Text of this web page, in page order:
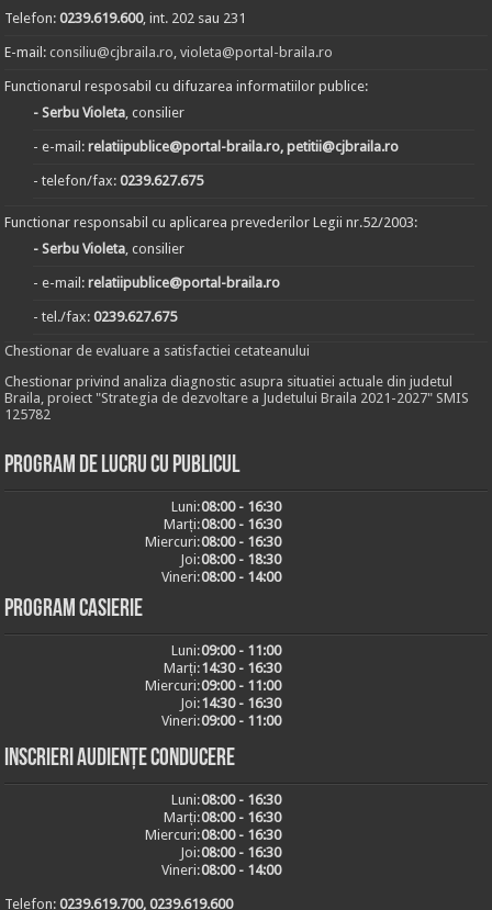
Telefon:0239.619.600, int. 202 sau 231
E-mail:consiliu@cjbraila.ro,violeta@portal-braila.ro
Functionarul resposabil cu difuzarea informatiilor publice:
- Serbu Violeta, consilier
- e-mail:relatiipublice@portal-braila.ro, petitii@cjbraila.ro
- telefon/fax:0239.627.675
Functionar responsabil cu aplicarea prevederilor Legii nr.52/2003:
- Serbu Violeta, consilier
- e-mail:relatiipublice@portal-braila.ro
- tel./fax:0239.627.675
Chestionar de evaluare a satisfactiei cetateanului
Chestionar privind analiza diagnostic asupra situatiei actuale din judetul
Braila, proiect "Strategia de dezvoltare a Judetului Braila 2021-2027" SMIS
125782
Program de lucru cu publicul
Luni:08:00 - 16:30
Marți:08:00 - 16:30
Miercuri:08:00 - 16:30
Joi:08:00 - 18:30
Vineri:08:00 - 14:00
Program casierie
Luni:09:00 - 11:00
Marți:14:30 - 16:30
Miercuri:09:00 - 11:00
Joi:14:30 - 16:30
Vineri:09:00 - 11:00
Inscrieri audiențe conducere
Luni:08:00 - 16:30
Marți:08:00 - 16:30
Miercuri:08:00 - 16:30
Joi:08:00 - 16:30
Vineri:08:00 - 14:00
Telefon:0239.619.700, 0239.619.600